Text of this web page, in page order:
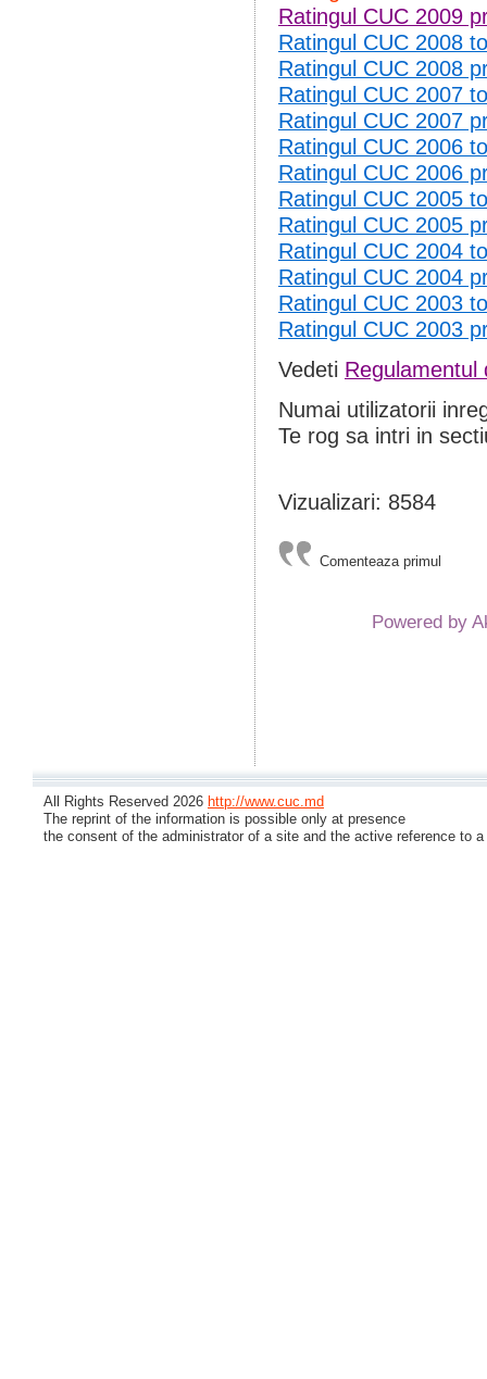
Ratingul CUC 2009
Ratingul CUC 2008
Ratingul CUC 2008
Ratingul CUC 2007
Ratingul CUC 2007
Ratingul CUC 2006
Ratingul CUC 2006
Ratingul CUC 2005
Ratingul CUC 2005
Ratingul CUC 2004
Ratingul CUC 2004
Ratingul CUC 2003
Ratingul CUC 2003
Vedeti Regulamentul
Numai utilizatorii
Te rog sa intri in
Vizualizari: 8584
Comenteaza primul
Powered by
All Rights Reserved 2026 http://www.cuc.md
The reprint of the information is possible only at presence
the consent of the administrator of a site and the active reference to